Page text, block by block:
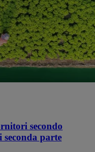
secondo
parte